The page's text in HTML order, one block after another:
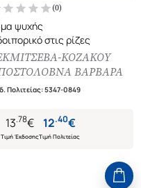
(0)
ψυχής
στις ρίζες
ΚΟΖΑΚΟΥ
ΒΑΡΒΑΡΑ
Πολιτείας:5347-0849
13.78€
Τιμή Έκδοσης
12.40€
Τιμή Πολιτείας